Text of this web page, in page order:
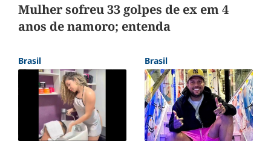
Mulher sofreu 33 golpes de ex em 4
anos de namoro; entenda
Brasil Brasil